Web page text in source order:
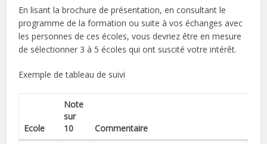
En lisant la brochure de présentation, en consultant le
programme de la formation ou suite à vos échanges avec
les personnes de ces écoles, vous devriez être en mesure
de sélectionner 3 à 5 écoles qui ont suscité votre intérêt.
Exemple de tableau de suivi
Ecole
Note
sur
10
Commentaire